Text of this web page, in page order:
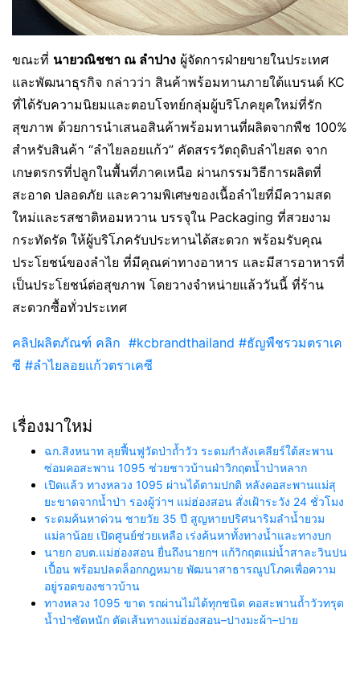
ขณะที่ นายวณิชชา ณ ลำปาง ผู้จัดการฝ่ายขายในประเทศ
และพัฒนาธุรกิจ กล่าวว่า สินค้าพร้อมทานภายใต้แบรนด์ KC
ที่ได้รับความนิยมและตอบโจทย์กลุ่มผู้บริโภคยุคใหม่ที่รัก
สุขภาพ ด้วยการนำเสนอสินค้าพร้อมทานที่ผลิตจากพืช 100%
สำหรับสินค้า “ลำไยลอยแก้ว” คัดสรรวัตถุดิบลำไยสด จาก
เกษตรกรที่ปลูกในพื้นที่ภาคเหนือ ผ่านกรรมวิธีการผลิตที่
สะอาด ปลอดภัย และความพิเศษของเนื้อลำไยที่มีความสด
ใหม่และรสชาติหอมหวาน บรรจุใน Packaging ที่สวยงาม
กระทัดรัด ให้ผู้บริโภครับประทานได้สะดวก พร้อมรับคุณ
ประโยชน์ของลำไย ที่มีคุณค่าทางอาหาร และมีสารอาหารที่
เป็นประโยชน์ต่อสุขภาพ โดยวางจำหน่ายแล้ววันนี้ ที่ร้าน
สะดวกซื้อทั่วประเทศ
คลิปผลิตภัณฑ์ คลิก #kcbrandthailand #ธัญพืชรวมตราเค
ซี #ลำไยลอยแก้วตราเคซี
เรื่องมาใหม่
ฉก.สิงหนาท ลุยฟื้นฟูวัดป่าถ้ำวัว ระดมกำลังเคลียร์ใต้สะพาน
ซ่อมคอสะพาน 1095 ช่วยชาวบ้านฝ่าวิกฤตน้ำป่าหลาก
เปิดแล้ว ทางหลวง 1095 ผ่านได้ตามปกติ หลังคอสะพานแม่สุ
ยะขาดจากน้ำป่า รองผู้ว่าฯ แม่ฮ่องสอน สั่งเฝ้าระวัง 24 ชั่วโมง
ระดมค้นหาด่วน ชายวัย 35 ปี สูญหายปริศนาริมลำน้ำยวม
แม่ลาน้อย เปิดศูนย์ช่วยเหลือ เร่งค้นหาทั้งทางน้ำและทางบก
นายก อบต.แม่ฮ่องสอน ยื่นถึงนายกฯ แก้วิกฤตแม่น้ำสาละวินปน
เปื้อน พร้อมปลดล็อกกฎหมาย พัฒนาสาธารณูปโภคเพื่อความ
อยู่รอดของชาวบ้าน
ทางหลวง 1095 ขาด รถผ่านไม่ได้ทุกชนิด คอสะพานถ้ำวัวทรุด
น้ำป่าซัดหนัก ตัดเส้นทางแม่ฮ่องสอน–ปางมะผ้า–ปาย